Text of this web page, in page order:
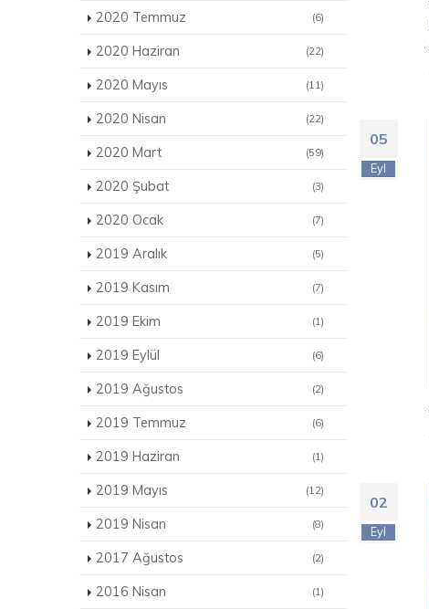
2020 Temmuz (6)
2020 Haziran (22)
2020 Mayıs (11)
2020 Nisan (22)
2020 Mart (59)
2020 Şubat (3)
2020 Ocak (7)
2019 Aralık (5)
2019 Kasım (7)
2019 Ekim (1)
2019 Eylül (6)
2019 Ağustos (2)
2019 Temmuz (6)
2019 Haziran (1)
2019 Mayıs (12)
2019 Nisan (8)
2017 Ağustos (2)
2016 Nisan (1)
05
Eyl
02
Eyl